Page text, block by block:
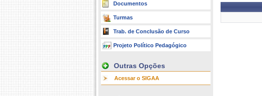
Documentos
Turmas
Trab. de Conclusão de Curso
Projeto Político Pedagógico
Outras Opções
Acessar o SIGAA